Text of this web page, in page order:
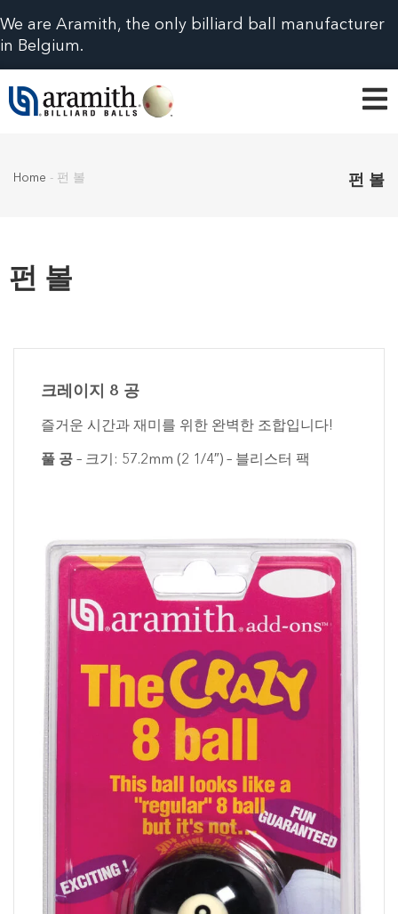
We are Aramith, the only billiard ball manufacturer
in Belgium.
Home - 펀 볼 펀 볼
펀 볼
크레이지 8 공
즐거운 시간과 재미를 위한 완벽한 조합입니다!
풀 공 – 크기: 57.2mm (2 1/4″) – 블리스터 팩